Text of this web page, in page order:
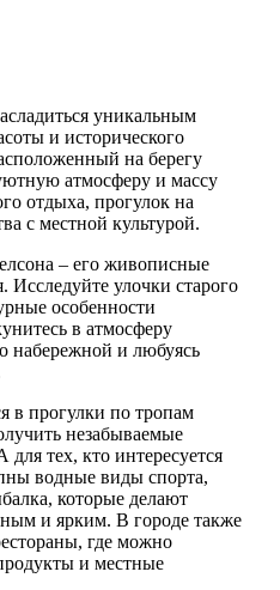
уникальным
и исторического
на берегу
атмосферу и массу
отдыха, прогулок на
с местной культурой.
– его живописные
Исследуйте улочки старого
особенности
в атмосферу
набережной и любуясь
в прогулки по тропам
незабываемые
тех, кто интересуется
водные виды спорта,
которые делают
и ярким. В городе также
где можно
и местные